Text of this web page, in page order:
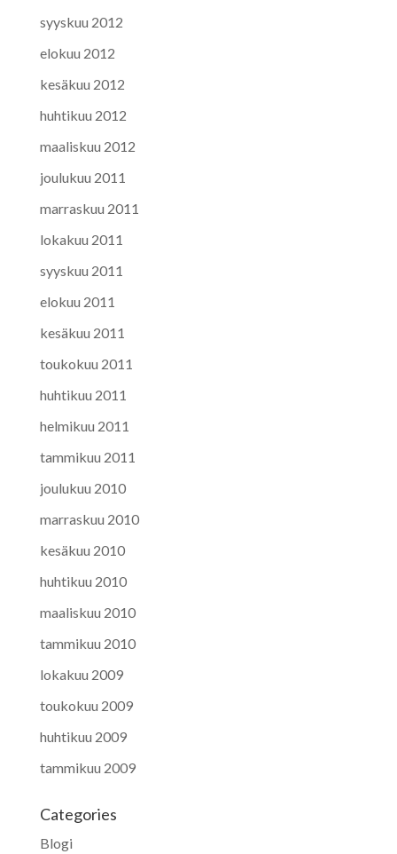
syyskuu 2012
elokuu 2012
kesäkuu 2012
huhtikuu 2012
maaliskuu 2012
joulukuu 2011
marraskuu 2011
lokakuu 2011
syyskuu 2011
elokuu 2011
kesäkuu 2011
toukokuu 2011
huhtikuu 2011
helmikuu 2011
tammikuu 2011
joulukuu 2010
marraskuu 2010
kesäkuu 2010
huhtikuu 2010
maaliskuu 2010
tammikuu 2010
lokakuu 2009
toukokuu 2009
huhtikuu 2009
tammikuu 2009
Categories
Blogi